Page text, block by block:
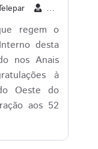
Cleverson
regem o
desta
nos Anais
à
Oeste do
aos 52